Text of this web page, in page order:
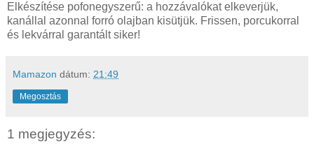
Elkészítése pofonegyszerű: a hozzávalókat elkeverjük,
kanállal azonnal forró olajban kisütjük. Frissen, porcukorral
és lekvárral garantált siker!
Mamazon dátum: 21:49
Megosztás
1 megjegyzés: